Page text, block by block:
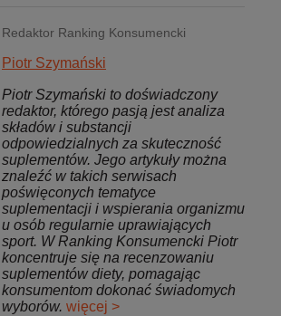
Redaktor Ranking Konsumencki
Piotr Szymański
Piotr Szymański to doświadczony
redaktor, którego pasją jest analiza
składów i substancji
odpowiedzialnych za skuteczność
suplementów. Jego artykuły można
znaleźć w takich serwisach
poświęconych tematyce
suplementacji i wspierania organizmu
u osób regularnie uprawiających
sport. W Ranking Konsumencki Piotr
koncentruje się na recenzowaniu
suplementów diety, pomagając
konsumentom dokonać świadomych
wyborów. więcej >